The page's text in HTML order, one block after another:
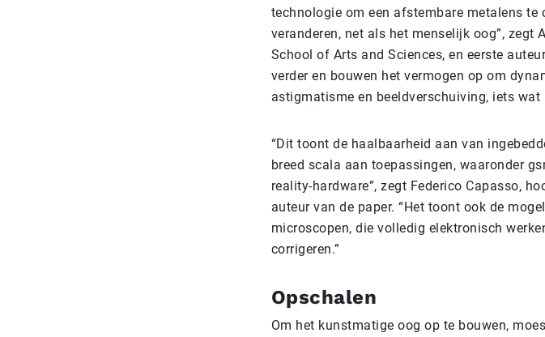
technologie om een ​​afstembare metalens
veranderen, net als het menselijk oog”, zegt
School of Arts and Sciences, en eerste
verder en bouwen het vermogen op om
astigmatisme en beeldverschuiving, iets
“Dit toont de haalbaarheid aan van
breed scala aan toepassingen, waaronder
reality-hardware”, zegt Federico Capasso,
auteur van de paper. “Het toont ook de
microscopen, die volledig elektronisch
corrigeren.”
Opschalen
Om het kunstmatige oog op te bouwen,